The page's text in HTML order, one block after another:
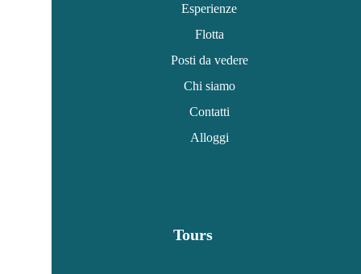
Esperienze
Flotta
Posti da vedere
Chi siamo
Contatti
Alloggi
Tours